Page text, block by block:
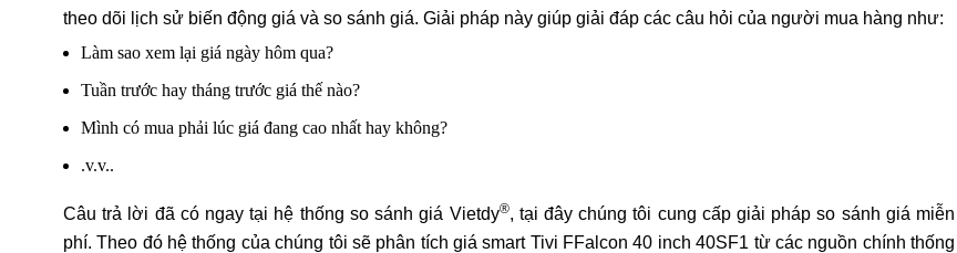
theo dõi lịch sử biến động giá và so sánh giá. Giải pháp này giúp giải đáp các câu hỏi của người mua hàng như:
Làm sao xem lại giá ngày hôm qua?
Tuần trước hay tháng trước giá thế nào?
Mình có mua phải lúc giá đang cao nhất hay không?
.v.v..
Câu trả lời đã có ngay tại hệ thống so sánh giá Vietdy®, tại đây chúng tôi cung cấp giải pháp so sánh giá miễn
phí. Theo đó hệ thống của chúng tôi sẽ phân tích giá smart Tivi FFalcon 40 inch 40SF1 từ các nguồn chính thống